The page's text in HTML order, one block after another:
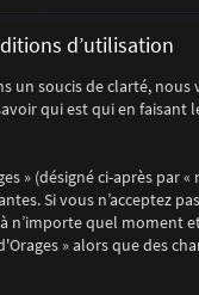
d’utilisation
un soucis de clarté,
qui est qui en faisant
» (désigné ci-après par
Si vous n’acceptez
n’importe quel moment
» alors que des